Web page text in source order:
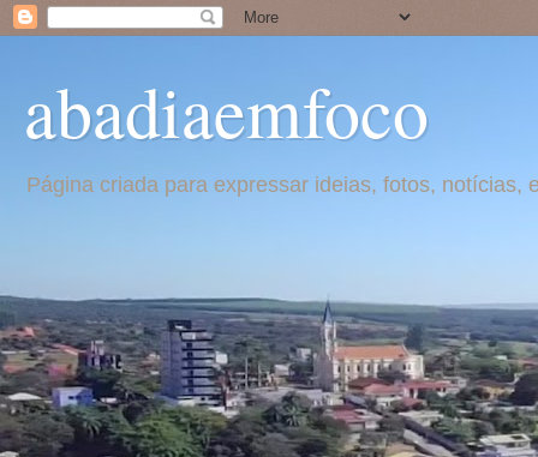
abadiaemfoco
Página criada para expressar ideias, fotos,